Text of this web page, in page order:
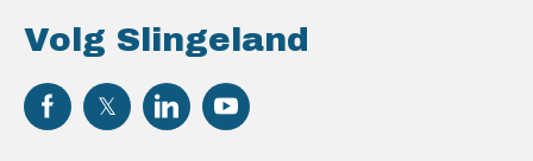
Volg Slingeland